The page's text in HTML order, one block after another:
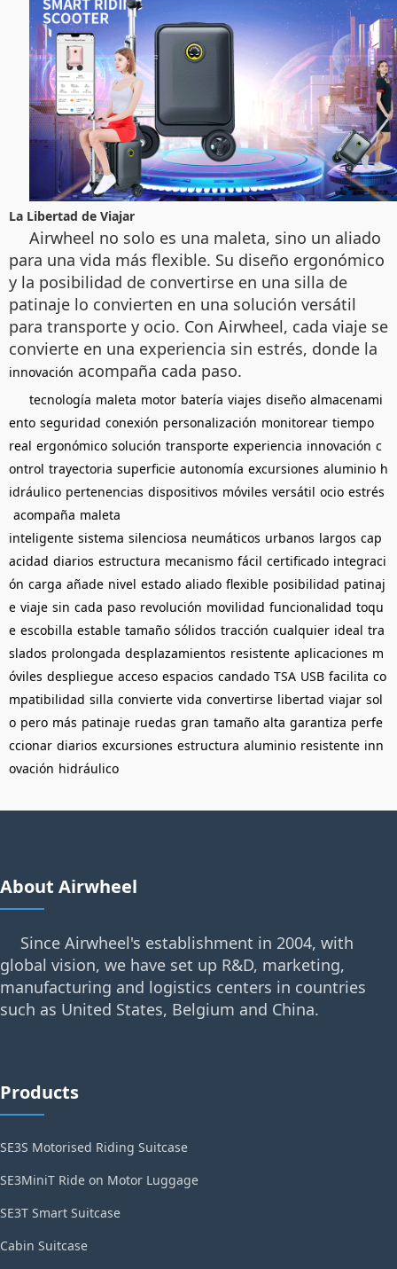
La Libertad de Viajar
Airwheel no solo es una maleta, sino un aliado
para una vida más flexible. Su diseño ergonómico
y la posibilidad de convertirse en una silla de
patinaje lo convierten en una solución versátil
para transporte y ocio. Con Airwheel, cada viaje se
convierte en una experiencia sin estrés, donde la
innovación acompaña cada paso.
tecnología maleta motor batería viajes diseño almacenami
ento seguridad conexión personalización monitorear tiempo
real ergonómico solución transporte experiencia innovación c
ontrol trayectoria superficie autonomía excursiones aluminio h
idráulico pertenencias dispositivos móviles versátil ocio estrés
acompaña maleta
inteligente sistema silenciosa neumáticos urbanos largos cap
acidad diarios estructura mecanismo fácil certificado integraci
ón carga añade nivel estado aliado flexible posibilidad patinaj
e viaje sin cada paso revolución movilidad funcionalidad toqu
e escobilla estable tamaño sólidos tracción cualquier ideal tra
slados prolongada desplazamientos resistente aplicaciones m
óviles despliegue acceso espacios candado TSA USB facilita co
mpatibilidad silla convierte vida convertirse libertad viajar sol
o pero más patinaje ruedas gran tamaño alta garantiza perfe
ccionar diarios excursiones estructura aluminio resistente inn
ovación hidráulico
About Airwheel
Since Airwheel's establishment in 2004, with
global vision, we have set up R&D, marketing,
manufacturing and logistics centers in countries
such as United States, Belgium and China.
Products
SE3S Motorised Riding Suitcase
SE3MiniT Ride on Motor Luggage
SE3T Smart Suitcase
Cabin Suitcase